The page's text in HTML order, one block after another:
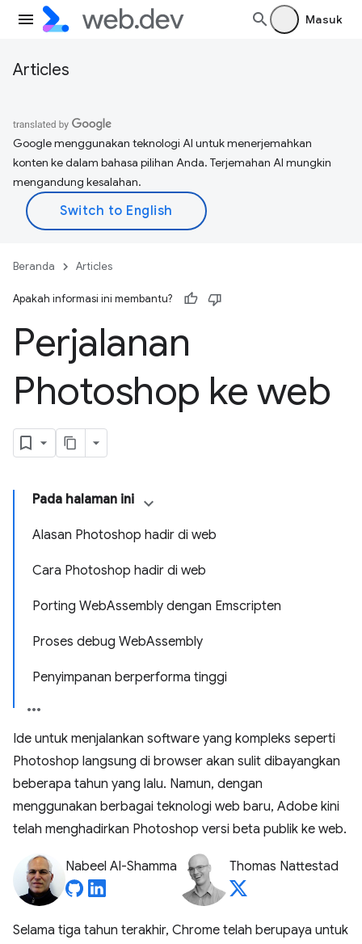
Masuk
Articles
Google menggunakan teknologi AI untuk menerjemahkan
konten ke dalam bahasa pilihan Anda. Terjemahan AI mungkin
mengandung kesalahan.
Beranda Articles
Apakah informasi ini membantu?
Perjalanan
Photoshop ke web
Pada halaman ini
Alasan Photoshop hadir di web
Cara Photoshop hadir di web
Porting WebAssembly dengan Emscripten
Proses debug WebAssembly
Penyimpanan berperforma tinggi
Ide untuk menjalankan software yang kompleks seperti
Photoshop langsung di browser akan sulit dibayangkan
beberapa tahun yang lalu. Namun, dengan
menggunakan berbagai teknologi web baru, Adobe kini
telah menghadirkan Photoshop versi beta publik ke web.
Nabeel Al-Shamma Thomas Nattestad
Selama tiga tahun terakhir, Chrome telah berupaya untuk